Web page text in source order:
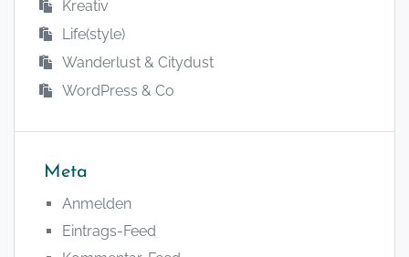
Kreativ
Life(style)
Wanderlust & Citydust
WordPress & Co
Meta
Anmelden
Eintrags-Feed